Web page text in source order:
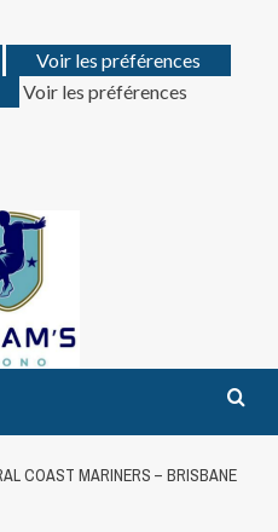
Voir les préférences
Voir les préférences
COAST MARINERS – BRISBANE